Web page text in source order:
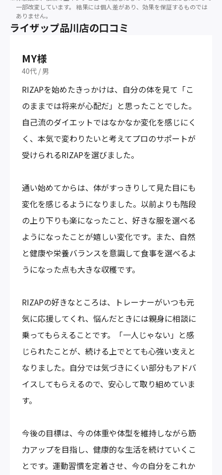
一部改変しています。
結果には個人差があり、効果を保証するものでは
ありません。
ライザップ品川店の口コミ
MY様
40代 / 男
RIZAPを始めたきっかけは、自分の体を見て「こ
のままでは将来が心配だ」と思ったことでした。
自己流のダイエットではなかなか変化を感じにく
く、本気で変わりたいと考えてプロのサポートが
受けられるRIZAPを選びました。
通い始めてからは、体がすっきりして見た目にも
変化を感じるようになりました。以前よりも階段
の上り下りも楽になったこと、好きな服を選べる
ようになったことが嬉しい変化です。また、自然
と健康や栄養バランスを意識して食事を選べるよ
うになった点も大きな収穫です。
RIZAPの好きなところは、トレーナーがいつも元
気に応援してくれ、悩んだときには親身に相談に
乗ってもらえることです。「一人じゃない」と感
じられたことが、続ける上でとても心強い支えと
なりました。自分では気づきにくい部分もアドバ
イスしてもらえるので、安心して取り組めていま
す。
今後の目標は、今の体重や体型を維持しながら筋
力アップを目指し、健康的な生活を続けていくこ
とです。運動習慣を定着させ、今の自分をこれか